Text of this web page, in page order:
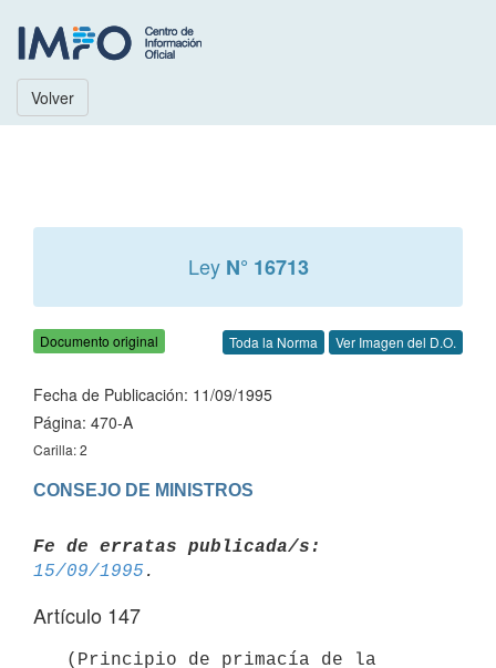
Volver
Ley N° 16713
Documento original Toda la Norma Ver Imagen del D.O.
Fecha de Publicación: 11/09/1995
Página: 470-A
Carilla: 2
Fe de erratas publicada/s:
15/09/1995
Artículo 147